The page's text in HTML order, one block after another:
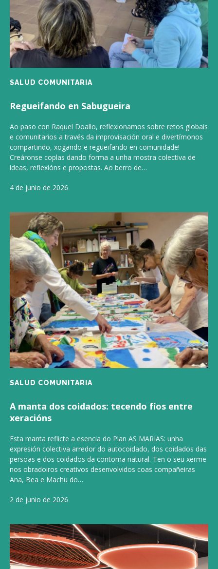
SALUD COMUNITARIA
Regueifando en Sabugueira
Ao paso con Raquel Doallo, reflexionamos sobre retos globais
e comunitarios a través da improvisación oral e divertímonos
compartindo, xogando e regueifando en comunidade!
Creáronse coplas dando forma a unha mostra colectiva de
ideas, reflexións e propostas. Ao berro de…
4 de junio de 2026
SALUD COMUNITARIA
A manta dos coidados: tecendo fíos entre
xeracións
Esta manta reflicte a esencia do Plan AS MARIAS: unha
expresión colectiva arredor do autocoidado, dos coidados das
persoas e dos coidados da contorna natural. Ten o seu xerme
nos obradoiros creativos desenvolvidos coas compañeiras
Ana, Bea e Machu do…
2 de junio de 2026